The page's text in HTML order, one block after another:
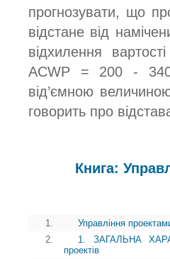
прогнозувати, що
відстане від
відхилення
ACWP = 200 - 340
від’ємною
говорить про
Книга:
1.
Управління
2.
1. ЗАГАЛЬНА
проектів